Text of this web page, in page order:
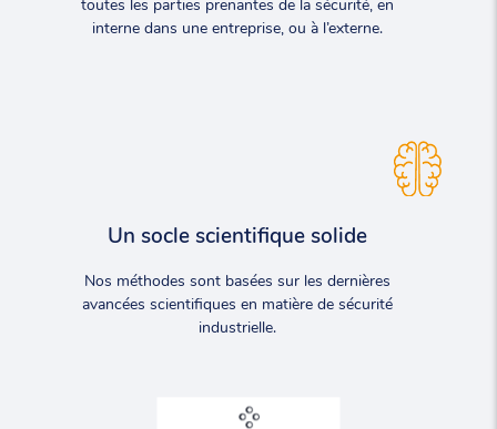
interne dans une entreprise, ou à l’externe.
Un socle scientifique solide
Nos méthodes sont basées sur les dernières
avancées scientifiques en matière de sécurité
industrielle.